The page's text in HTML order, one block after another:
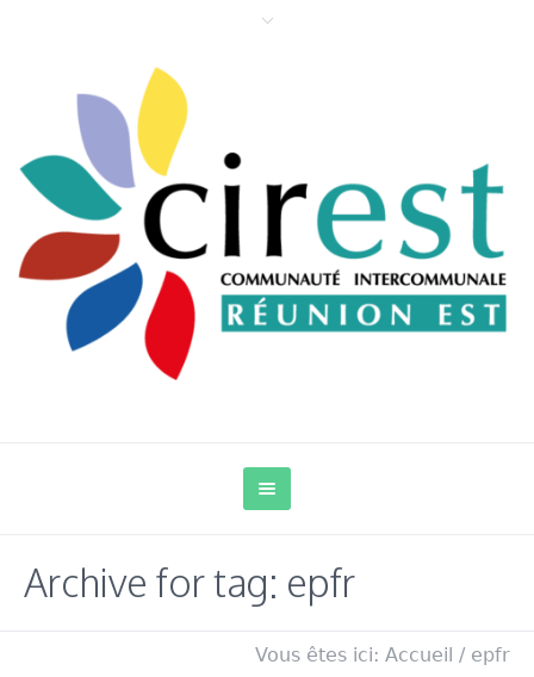
Archive for tag: epfr
Vous êtes ici: Accueil / epfr